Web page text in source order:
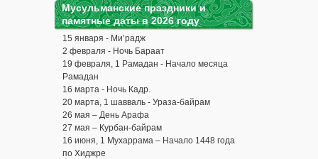
Мусульманские праздники и
памятные даты в 2026 году
15 января - Ми’радж
2 февраля - Ночь Бараат
19 февраля, 1 Рамадан - Начало месяца
Рамадан
16 марта - Ночь Кадр.
20 марта, 1 шавваль - Ураза-байрам
26 мая – День Арафа
27 мая – Курбан-байрам
16 июня, 1 Мухаррама – Начало 1448 года
по Хиджре